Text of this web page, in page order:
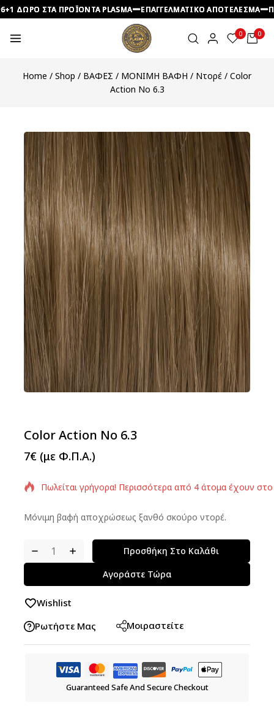
ΣΤΑ ΠΡΟΪΟΝΤΑ PLASMA ΕΠΑΓΓΕΛΜΑΤΙΚΟ ΑΠΟΤΕΛΕΣΜΑ
ΣΤΑ ΠΡΟΪΟΝΤΑ PLASMA ΕΠΑΓΓΕΛΜΑΤΙΚΟ ΑΠΟΤΕΛΕΣΜΑ
ΣΤΑ ΠΡΟΪΟΝΤΑ PLASMA ΕΠΑΓΓΕΛΜΑΤΙΚΟ ΑΠΟΤΕΛΕΣΜΑ
0 0
Home / Shop / ΒΑΦΕΣ / ΜΟΝΙΜΗ ΒΑΦΗ / Ντορέ / Color
Action No 6.3
Color Action No 6.3
7€ (με Φ.Π.Α.)
Πωλείται γρήγορα! Περισσότερα από 4 άτομα έχουν στο
Μόνιμη βαφή αποχρώσεως ξανθό σκούρο ντορέ.
Προσθήκη Στο Καλάθι
Αγοράστε Τώρα
Wishlist
Ρωτήστε Μας
Μοιραστείτε
Guaranteed Safe And Secure Checkout